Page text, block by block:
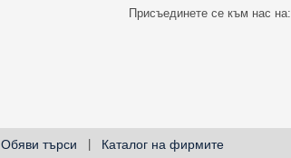
Присъединете се към нас на:
Обяви търси Каталог на фирмите